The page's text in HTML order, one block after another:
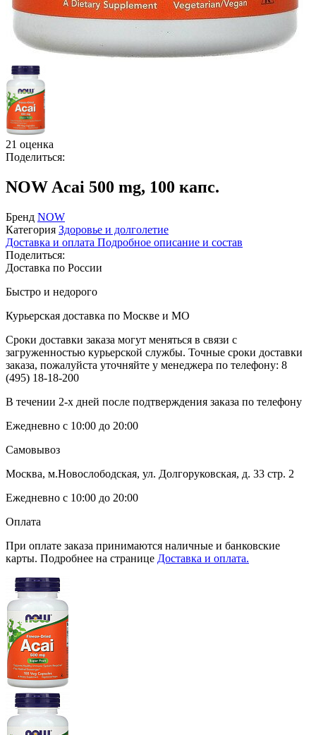
21 оценка
Поделиться:
NOW Acai 500 mg, 100 капс.
Бренд NOW
Категория Здоровье и долголетие
Доставка и оплата Подробное описание и состав
Поделиться:
Доставка по России
Быстро и недорого
Курьерская доставка по Москве и МО
Сроки доставки заказа могут меняться в связи с
загруженностью курьерской службы. Точные сроки доставки
заказа, пожалуйста уточняйте у менеджера по телефону: 8
(495) 18-18-200
В течении 2-х дней после подтверждения заказа по телефону
Ежедневно с 10:00 до 20:00
Самовывоз
Москва, м.Новослободская, ул. Долгоруковская, д. 33 стр. 2
Ежедневно с 10:00 до 20:00
Оплата
При оплате заказа принимаются наличные и банковские
карты. Подробнее на странице Доставка и оплата.